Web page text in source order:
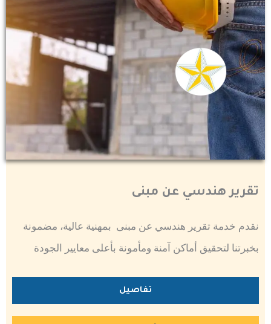
تقرير هندسي عن مبنى
نقدم خدمة تقرير هندسي عن مبنى بمهنية عالية، مضمونة
بخبرتنا لتحقيق أماكن آمنة ومأمونة بأعلى معايير الجودة
تفاصيل